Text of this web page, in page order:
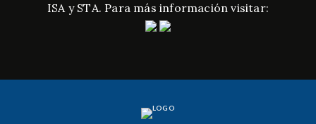
ISA y STA. Para más información visitar: